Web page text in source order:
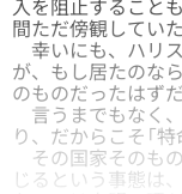
入を阻止すること
間ただ傍観していた
幸いにも、ハリ
が、もし居たのな
のものだったはずだ
言うまでもなく
り、だからこそ「
その国家そのも
じるという事態は